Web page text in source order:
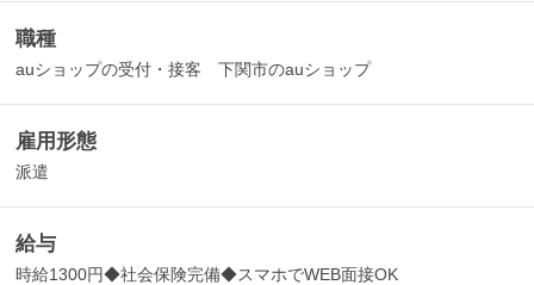
職種
auショップの受付・接客 下関市のauショップ
雇用形態
派遣
給与
時給1300円◆社会保険完備◆スマホでWEB面接OK